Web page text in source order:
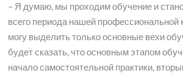
– Я думаю, мы проходим обучение и
всего периода нашей профессиональной
могу выделить только основные вехи
будет сказать, что основным этапом
начало самостоятельной практики,